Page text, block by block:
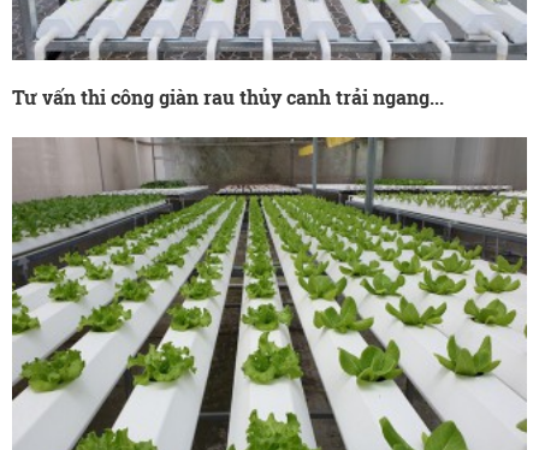
Tư vấn thi công giàn rau thủy canh trải ngang...